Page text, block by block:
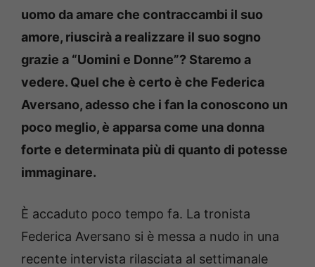
uomo da amare che contraccambi il suo
amore, riuscirà a realizzare il suo sogno
grazie a “Uomini e Donne”? Staremo a
vedere. Quel che è certo è che Federica
Aversano, adesso che i fan la conoscono un
poco meglio, è apparsa come una donna
forte e determinata più di quanto di potesse
immaginare.
È accaduto poco tempo fa. La tronista
Federica Aversano si è messa a nudo in una
recente intervista rilasciata al settimanale